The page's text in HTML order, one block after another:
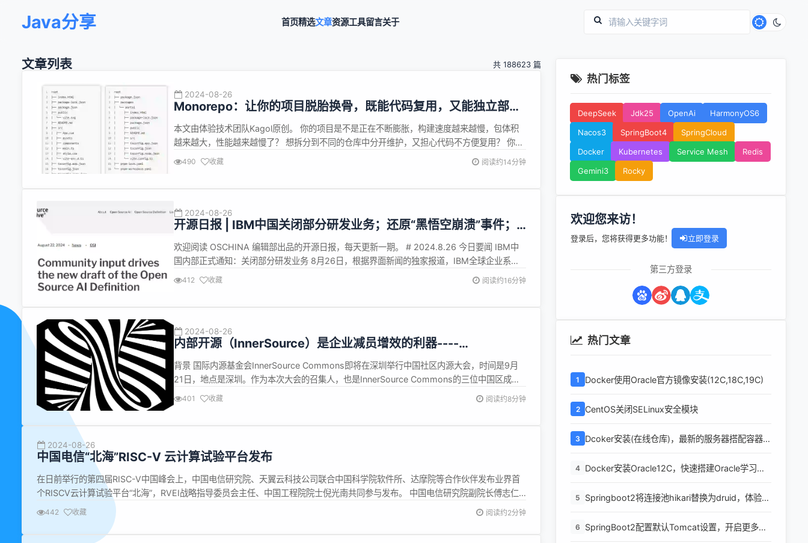
Java分享 首页精选文章资源工具留言关于
文章列表 共 188623 篇
2024-08-26
Monorepo：让你的项目脱胎换骨，既能代码复用，又能独立部
署！
本文由体验技术团队Kagol原创。 你的项目是不是正在不断膨胀，构建速度越来越慢，包体积
越来越大，性能越来越慢了？ 想拆分到不同的仓库中分开维护，又担心代码不方便复用？ 你可
能需要将项目改造成 Monorepo 啦！ 我将带大家把一个现有项目改造成 Monorepo 方式，便
490 收藏 阅读约14分钟
2024-08-26
开源日报 | IBM中国关闭部分研发业务；还原“黑悟空崩溃”事件；
OSI发布开源AI定义最新草案；大模型合成数据的问题
欢迎阅读 OSCHINA 编辑部出品的开源日报，每天更新一期。 # 2024.8.26 今日要闻 IBM中
国内部正式通知：关闭部分研发业务 8月26日，根据界面新闻的独家报道，IBM全球企业系统
开发部副总裁Jack Hergenrother今日上午在IBM中国系统中心（CSL）全员会上宣布： IBM
412 收藏 阅读约16分钟
2024-08-26
内部开源（InnerSource）是企业减员增效的利器----
InnerSource Commons Foundation国际内源基金会认为
背景 国际内源基金会InnerSource Commons即将在深圳举行中国社区内源大会，时间是9月
21日，地点是深圳。作为本次大会的召集人，也是InnerSource Commons的三位中国区成员
之一，在这里介绍一下企业内源和国际内源基金会。 什么是InnerSource？ InnerSource即企
401 收藏 阅读约8分钟
2024-08-26
中国电信“北海”RISC-V 云计算试验平台发布
在日前举行的第四届RISC-V中国峰会上，中国电信研究院、天翼云科技公司联合中国科学院软件所、达摩院等合作伙伴发布业界首
个RISCV云计算试验平台“北海”，RVEI战略指导委员会主任、中国工程院院士倪光南共同参与发布。 中国电信研究院副院长傅志仁
在发布会主题演讲中指出，依托中国电信云网融合大科创装置已完成“北海”平台部署，该平台以RISC-V CPU为核心，...
442 收藏 阅读约2分钟
热门标签
DeepSeek Jdk25 OpenAi
HarmonyOS6
Nacos3
SpringBoot4
SpringCloud
Docker
Kubernetes Service Mesh
Redis
Gemini3
Rocky
欢迎您来访！
登录后，您将获得更多功能！ 立即登录
第三方登录
热门文章
1 Docker使用Oracle官方镜像安装(12C,18C,19C)
2 CentOS关闭SELinux安全模块
3
Dcoker安装(在线仓库)，最新的服务器搭配容器使
4 Docker安装Oracle12C，快速搭建Oracle学习环
5
Springboot2将连接池hikari替换为druid，体验最
6
SpringBoot2配置默认Tomcat设置，开启更多高